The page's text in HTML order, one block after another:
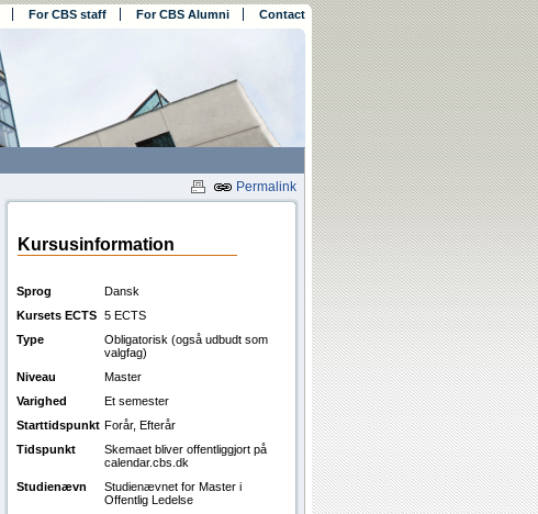
For CBS staff For CBS Alumni Contact
Permalink
Kursusinformation
Sprog
Dansk
Kursets ECTS 5 ECTS
Type
Obligatorisk (også udbudt som
valgfag)
Niveau
Master
Varighed
Et semester
Starttidspunkt Forår, Efterår
Tidspunkt
Skemaet bliver offentliggjort på
calendar.cbs.dk
Studienævn
Studienævnet for Master i
Offentlig Ledelse